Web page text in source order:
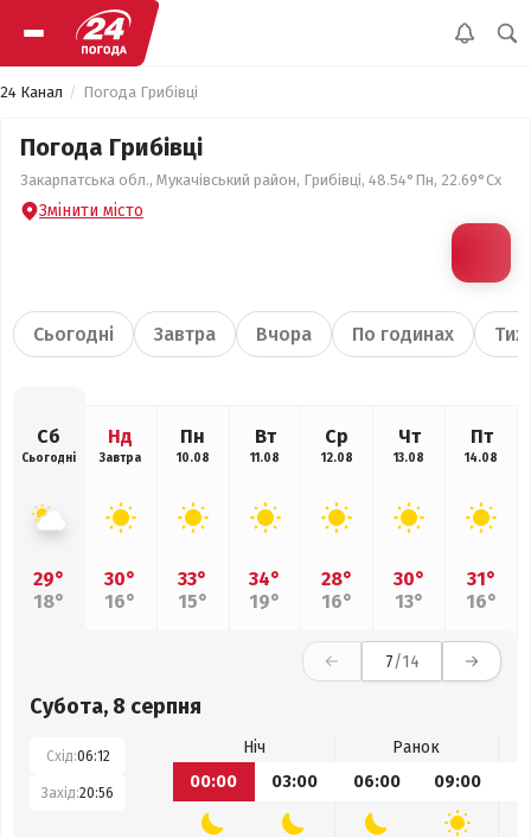
24 Канал Погода Грибівці
Погода Грибівці
Закарпатська обл., Мукачівський район, Грибівці, 48.54°Пн, 22.69°Сх
Змінити місто
Сьогодні Завтра Вчора По годинах
Сб
Сьогодні
29°
18°
Нд
Завтра
30°
16°
Пн
10.08
33°
15°
Вт
11.08
34°
19°
Ср
12.08
28°
16°
Чт
13.08
30°
13°
Пт
14.08
31°
16°
7/14
Субота, 8 серпня
Схід:06:12
Захід:20:56
Ніч
Ранок
00:00
03:00 06:00 09:00